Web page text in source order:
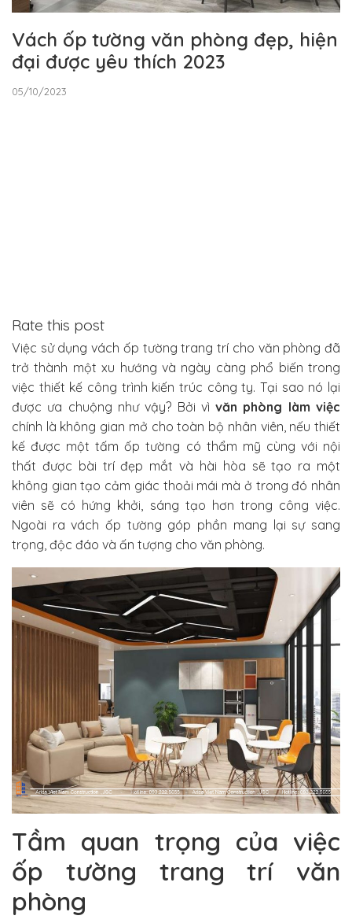
Vách ốp tường văn phòng đẹp, hiện
đại được yêu thích 2023
05/10/2023
Rate this post
Việc sử dụng vách ốp tường trang trí cho văn phòng đã
trở thành một xu hướng và ngày càng phổ biến trong
việc thiết kế công trình kiến trúc công ty. Tại sao nó lại
được ưa chuộng như vậy? Bởi vìvăn phòng làm việc
chính là không gian mở cho toàn bộ nhân viên, nếu thiết
kế được một tấm ốp tường có thẩm mỹ cùng với nội
thất được bài trí đẹp mắt và hài hòa sẽ tạo ra một
không gian tạo cảm giác thoải mái mà ở trong đó nhân
viên sẽ có hứng khởi, sáng tạo hơn trong công việc.
Ngoài ra vách ốp tường góp phần mang lại sự sang
trọng, độc đáo và ấn tượng cho văn phòng.
Tầm quan trọng của việc
ốp tường trang trí văn
phòng